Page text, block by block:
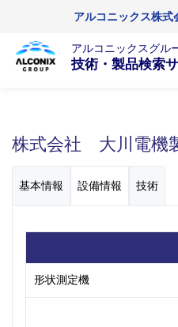
アルコニックス株
アルコニックスグル
技術・製品検索
株式会社 大川電機
基本情報 設備情報 技術
形状測定機